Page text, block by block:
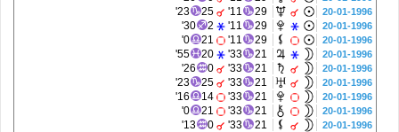
20-01-1996
29
11'
25
23'
20-01-1996
29
11'
2
30'
20-01-1996
29
11'
21
0'
20-01-1996
21
33'
20
55'
20-01-1996
21
33'
0
26'
20-01-1996
21
33'
25
23'
20-01-1996
21
33'
14
16'
20-01-1996
21
33'
21
0'
20-01-1996
21
33'
0
13'